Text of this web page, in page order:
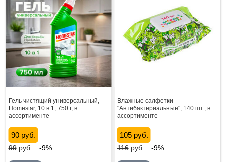
Гель чистящий универсальный,
Homestar, 10 в 1, 750 г, в
ассортименте
90 руб.
99руб. -9%
Влажные салфетки
"Антибактериальные", 140 шт., в
ассортименте
105 руб.
116руб. -9%